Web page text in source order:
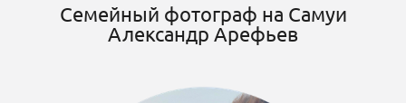
Семейный фотограф на Самуи
Александр Арефьев